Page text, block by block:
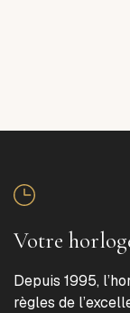
Votre
Depuis 1995,
règles de